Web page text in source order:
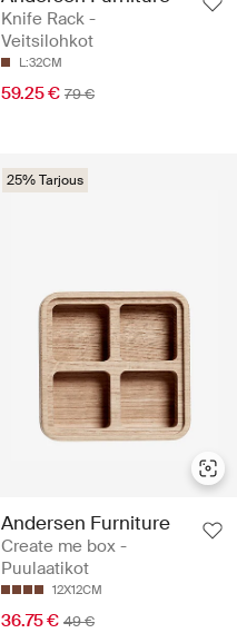
Knife Rack -
Veitsilohkot
L:32CM
59.25 € 79 €
25% Tarjous
Andersen Furniture
Create me box -
Puulaatikot
12X12CM
36.75 € 49 €